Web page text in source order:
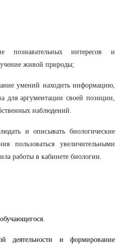
познавательных интересов и
живой природы;
умений находить информацию,
для аргументации своей позиции,
наблюдений.
и описывать биологические
пользоваться увеличительными
работы в кабинете биологии.
деятельности и формирование